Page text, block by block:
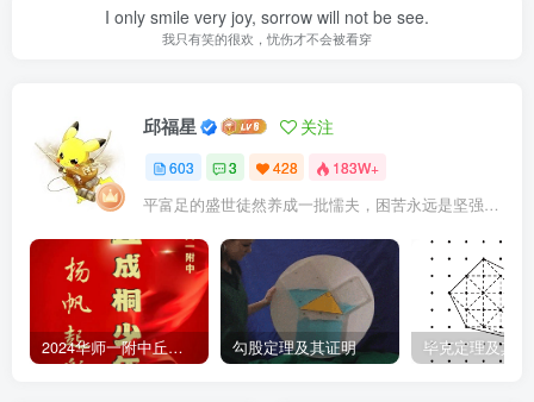
I only smile very joy, sorrow will not be see.
我只有笑的很欢，忧伤才不会被看穿
邱福星 关注
603 3 428 183W+
平富足的盛世徒然养成一批懦夫，困苦永远是坚强之母
2024华师一附中丘班游园考试真题 勾股定理及其证明 毕克定理及其